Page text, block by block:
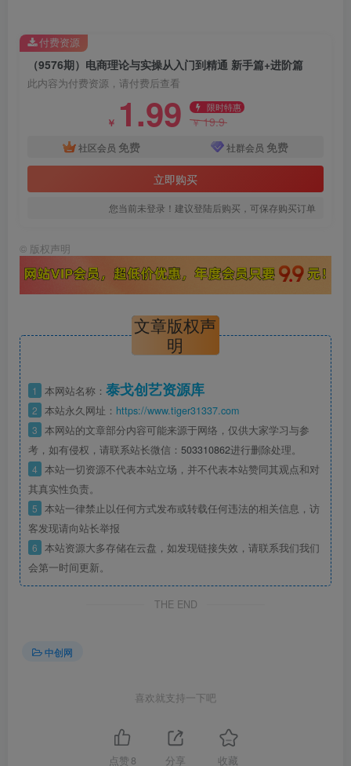
（9576期）电商理论与实操从入门到精通 新手篇+进阶篇
此内容为付费资源，请付费后查看
￥ 1.99 限时特惠
￥19.9
社区会员 免费 社群会员 免费
立即购买
您当前未登录！建议登陆后购买，可保存购买订单
付费资源
© 版权声明
文章版权声
明
1 本网站名称： 泰戈创艺资源库
2 本站永久网址： https://www.tiger31337.com
3 本网站的文章部分内容可能来源于网络，仅供大家学习与参
考，如有侵权，请联系站长微信： 503310862进行删除处理。
4 本站一切资源不代表本站立场，并不代表本站赞同其观点和对
其真实性负责。
5 本站一律禁止以任何方式发布或转载任何违法的相关信息，访
客发现请向站长举报
6 本站资源大多存储在云盘，如发现链接失效，请联系我们我们
会第一时间更新。
THE END
中创网
喜欢就支持一下吧
点赞 8 分享 收藏